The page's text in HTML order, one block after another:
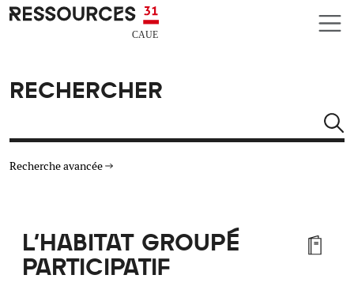
Aller au contenu principal
CAUE RESSOURCES 31
RECHERCHER
Recherche avancée
TYPE DE RESSOURCES
L'HABITAT GROUPÉ
PARTICIPATIF